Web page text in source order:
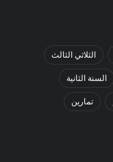
الثلاثي الثالث
السنة الثانية
تمارين